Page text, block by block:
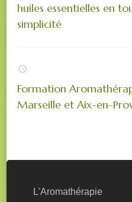
huiles essentielles en
simplicité
Formation
Marseille et Aix-en-
L'Aromathérapie